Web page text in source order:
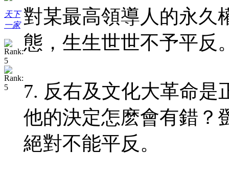
天下
一家 對某最高領導人的永久
態，生生世世不予平反
7. 反右及文化大革命是
他的決定怎麽會有錯？
絕對不能平反。